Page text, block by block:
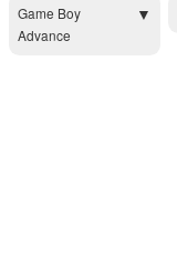
Game Boy
Advance